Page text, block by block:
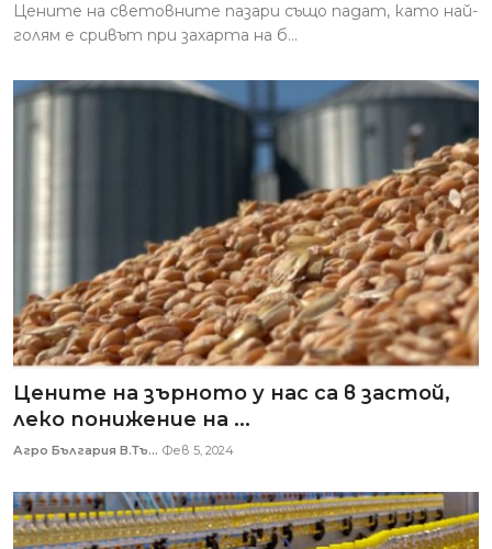
Цените на световните пазари също падат, като най-
голям е сривът при захарта на б...
Цените на зърното у нас са в застой,
леко понижение на ...
Агро България В.Тъ... Фев 5, 2024